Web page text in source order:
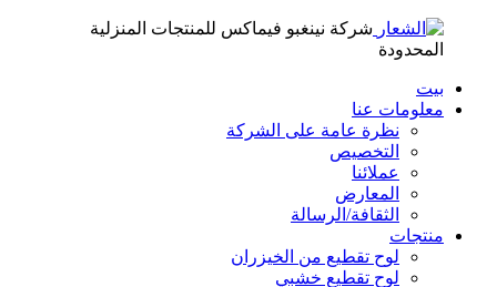
شركة نينغبو فيماكس للمنتجات المنزلية
المحدودة
بيت
معلومات عنا
نظرة عامة على الشركة
التخصيص
عملائنا
المعارض
الثقافة/الرسالة
منتجات
لوح تقطيع من الخيزران
لوح تقطيع خشبي